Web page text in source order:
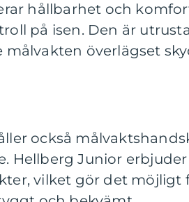
hållbarhet och
på isen. Den är
överlägset
också
Hellberg Junior
vilket gör det möjligt